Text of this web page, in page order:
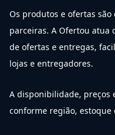
Os produtos e ofertas
parceiras. A Ofertou atua
de ofertas e entregas,
lojas e entregadores.
A disponibilidade, preços
conforme região, estoque